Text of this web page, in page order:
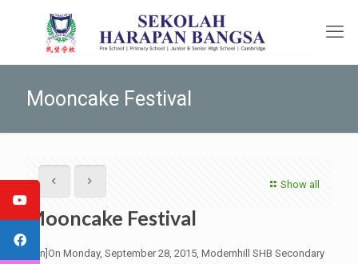
Mooncake Festival
Show all
Mooncake Festival
[:en]On Monday, September 28, 2015, Modernhill SHB Secondary